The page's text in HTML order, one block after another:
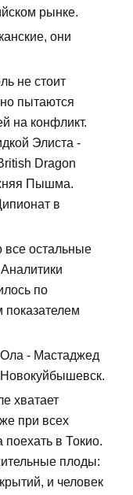
рынке.
они
не стоит
пытаются
на конфликт.
Элиста -
Dragon
Пышма.
в
все остальные
по
- Мастаджед
хватает
при всех
в Токио.
плоды:
и человек